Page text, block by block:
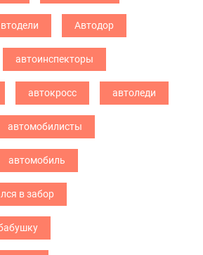
Автодор
автоинспекторы
автокросс автоледи
автомобилисты
автомобиль
в забор